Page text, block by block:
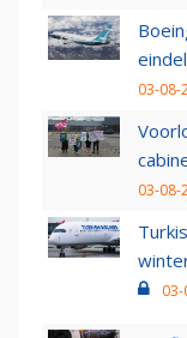
03-08-
03-08-